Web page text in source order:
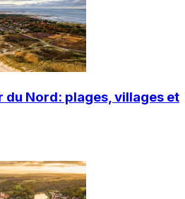
du Nord: plages, villages et